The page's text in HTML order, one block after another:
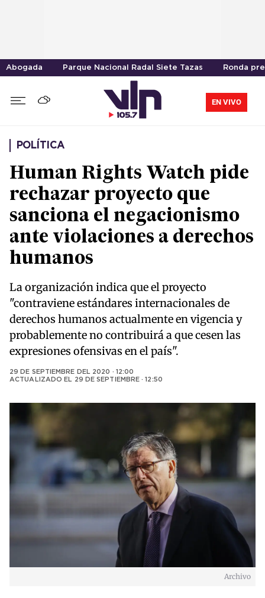
Abogada Parque Nacional Radal Siete Tazas Ronda
EN VIVO
POLÍTICA
Human Rights Watch pide
rechazar proyecto que
sanciona el negacionismo
ante violaciones a derechos
humanos
La organización indica que el proyecto
"contraviene estándares internacionales de
derechos humanos actualmente en vigencia y
probablemente no contribuirá a que cesen las
expresiones ofensivas en el país".
29 DE SEPTIEMBRE DEL 2020 · 12:00
ACTUALIZADO EL 29 DE SEPTIEMBRE · 12:50
Archivo